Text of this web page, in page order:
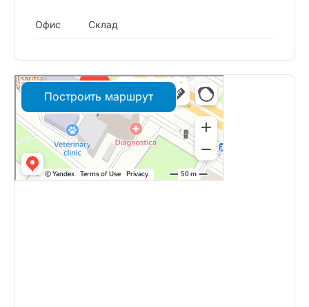
Офис Склад
Построить маршрут